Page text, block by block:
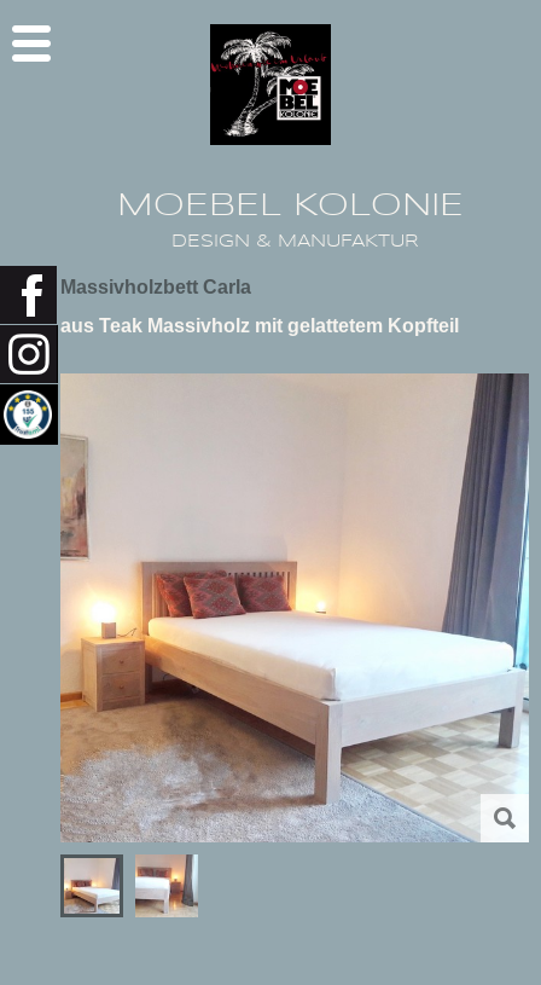
MOEBEL KOLONIE
DESIGN & MANUFAKTUR
Massivholzbett Carla
aus Teak Massivholz mit gelattetem Kopfteil